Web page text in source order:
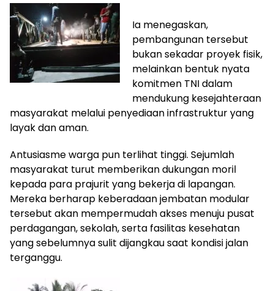
Ia menegaskan,
pembangunan tersebut
bukan sekadar proyek fisik,
melainkan bentuk nyata
komitmen TNI dalam
mendukung kesejahteraan
masyarakat melalui penyediaan infrastruktur yang
layak dan aman.
Antusiasme warga pun terlihat tinggi. Sejumlah
masyarakat turut memberikan dukungan moril
kepada para prajurit yang bekerja di lapangan.
Mereka berharap keberadaan jembatan modular
tersebut akan mempermudah akses menuju pusat
perdagangan, sekolah, serta fasilitas kesehatan
yang sebelumnya sulit dijangkau saat kondisi jalan
terganggu.